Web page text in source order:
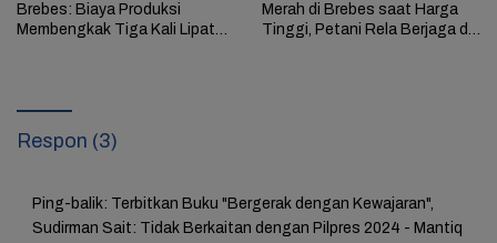
Brebes: Biaya Produksi
Membengkak Tiga Kali Lipat
Merah di Brebes saat Harga
Tinggi, Petani Rela Berjaga di
Respon (3)
Ping-balik: Terbitkan Buku "Bergerak dengan Kewajaran",
Sudirman Sait: Tidak Berkaitan dengan Pilpres 2024 - Mantiq